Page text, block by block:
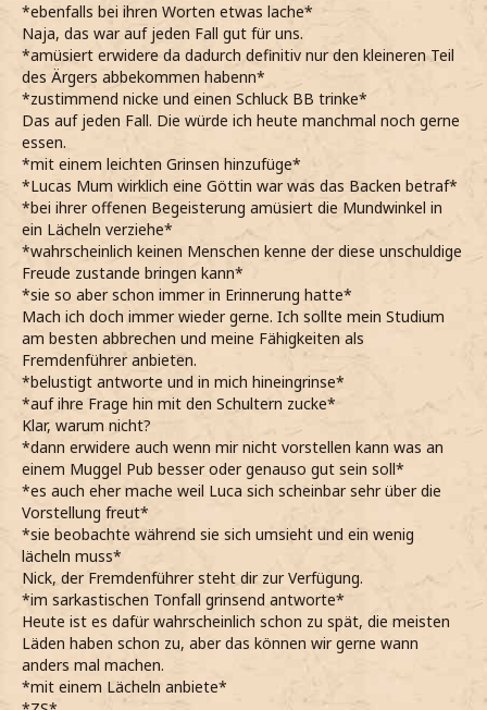
*ebenfalls bei ihren Worten etwas lache*
Naja, das war auf jeden Fall gut für uns.
*amüsiert erwidere da dadurch definitiv nur den kleineren Teil
des Ärgers abbekommen habenn*
*zustimmend nicke und einen Schluck BB trinke*
Das auf jeden Fall. Die würde ich heute manchmal noch gerne
essen.
*mit einem leichten Grinsen hinzufüge*
*Lucas Mum wirklich eine Göttin war was das Backen betraf*
*bei ihrer offenen Begeisterung amüsiert die Mundwinkel in
ein Lächeln verziehe*
*wahrscheinlich keinen Menschen kenne der diese unschuldige
Freude zustande bringen kann*
*sie so aber schon immer in Erinnerung hatte*
Mach ich doch immer wieder gerne. Ich sollte mein Studium
am besten abbrechen und meine Fähigkeiten als
Fremdenführer anbieten.
*belustigt antworte und in mich hineingrinse*
*auf ihre Frage hin mit den Schultern zucke*
Klar, warum nicht?
*dann erwidere auch wenn mir nicht vorstellen kann was an
einem Muggel Pub besser oder genauso gut sein soll*
*es auch eher mache weil Luca sich scheinbar sehr über die
Vorstellung freut*
*sie beobachte während sie sich umsieht und ein wenig
lächeln muss*
Nick, der Fremdenführer steht dir zur Verfügung.
*im sarkastischen Tonfall grinsend antworte*
Heute ist es dafür wahrscheinlich schon zu spät, die meisten
Läden haben schon zu, aber das können wir gerne wann
anders mal machen.
*mit einem Lächeln anbiete*